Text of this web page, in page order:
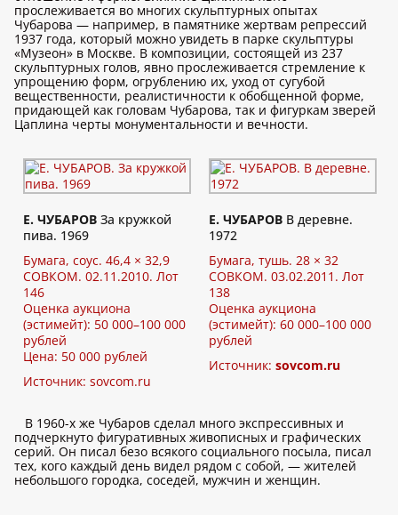
прослеживается во многих скульптурных опытах
Чубарова — например, в памятнике жертвам репрессий
1937 года, который можно увидеть в парке скульптуры
«Музеон» в Москве. В композиции, состоящей из 237
скульптурных голов, явно прослеживается стремление к
упрощению форм, огрублению их, уход от сугубой
вещественности, реалистичности к обобщенной форме,
придающей как головам Чубарова, так и фигуркам зверей
Цаплина черты монументальности и вечности.
Е. ЧУБАРОВ За кружкой
пива. 1969
Бумага, соус. 46,4 × 32,9
СОВКОМ. 02.11.2010. Лот
146
Оценка аукциона
(эстимейт): 50 000–100 000
рублей
Цена: 50 000 рублей
Источник: sovcom.ru
Е. ЧУБАРОВ В деревне.
1972
Бумага, тушь. 28 × 32
СОВКОМ. 03.02.2011. Лот
138
Оценка аукциона
(эстимейт): 60 000–100 000
рублей
Источник: sovcom.ru
В 1960-х же Чубаров сделал много экспрессивных и
подчеркнуто фигуративных живописных и графических
серий. Он писал безо всякого социального посыла, писал
тех, кого каждый день видел рядом с собой, — жителей
небольшого городка, соседей, мужчин и женщин.